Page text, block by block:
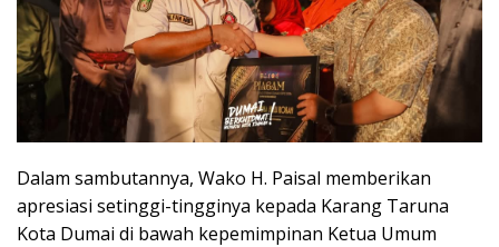
Dalam sambutannya, Wako H. Paisal memberikan
apresiasi setinggi-tingginya kepada Karang Taruna
Kota Dumai di bawah kepemimpinan Ketua Umum